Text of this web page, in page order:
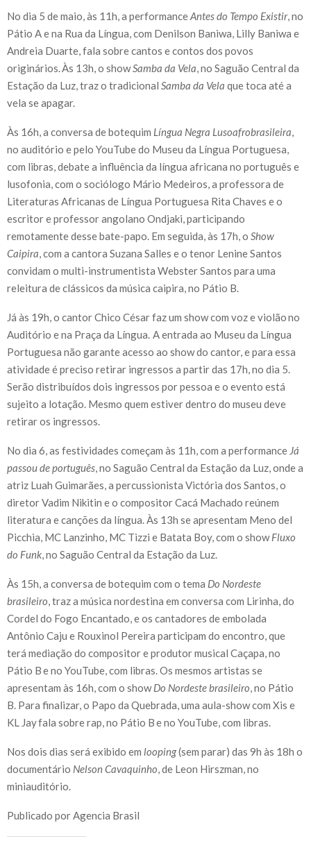
No dia 5 de maio, às 11h, a performanceAntes do Tempo Existir, no
Pátio A e na Rua da Língua, com Denilson Baniwa, Lilly Baniwa e
Andreia Duarte, fala sobre cantos e contos dos povos
originários. Às 13h, o showSamba da Vela , no Saguão Central da
Estação da Luz, traz o tradicional Samba da Vela que toca até a
vela se apagar.
Às 16h, a conversa de botequim Língua Negra Lusoafrobrasileira
no auditório e pelo YouTube do Museu da Língua Portuguesa,
com libras, debate a influência da língua africana no português e
lusofonia, com o sociólogo Mário Medeiros, a professora de
Literaturas Africanas de Língua Portuguesa Rita Chaves e o
escritor e professor angolano Ondjaki, participando
remotamente desse bate-papo. Em seguida, às 17h, o Show
Caipira , com a cantora Suzana Salles e o tenor Lenine Santos
convidam o multi-instrumentista Webster Santos para uma
releitura de clássicos da música caipira, no Pátio B.
Já às 19h, o cantor Chico César faz um show com voz e violão no
Auditório e na Praça da Língua. A entrada ao Museu da Língua
Portuguesa não garante acesso ao show do cantor, e para essa
atividade é preciso retirar ingressos a partir das 17h, no dia 5.
Serão distribuídos dois ingressos por pessoa e o evento está
sujeito a lotação. Mesmo quem estiver dentro do museu deve
retirar os ingressos.
No dia 6, as festividades começam às 11h, com a performance Já
passou de português , no Saguão Central da Estação da Luz, onde a
atriz Luah Guimarães, a percussionista Victória dos Santos, o
diretor Vadim Nikitin e o compositor Cacá Machado reúnem
literatura e canções da língua. Às 13h se apresentam Meno del
Picchia, MC Lanzinho, MC Tizzi e Batata Boy, com o showFluxo
do Funk , no Saguão Central da Estação da Luz.
Às 15h, a conversa de botequim com o tema Do Nordeste
brasileiro , traz a música nordestina em conversa com Lirinha, do
Cordel do Fogo Encantado, e os cantadores de embolada
Antônio Caju e Rouxinol Pereira participam do encontro, que
terá mediação do compositor e produtor musical Caçapa, no
Pátio B e no YouTube, com libras. Os mesmos artistas se
apresentam às 16h, com o showDo Nordeste brasileiro , no Pátio
B. Para finalizar, o Papo da Quebrada, uma aula-show com Xis e
KL Jay fala sobre rap, no Pátio B e no YouTube, com libras.
Nos dois dias será exibido em looping(sem parar) das 9h às 18h o
documentário Nelson Cavaquinho , de Leon Hirszman, no
miniauditório.
Publicado por Agencia Brasil